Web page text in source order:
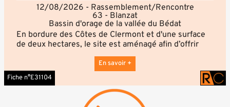
12/08/2026 - Rassemblement/Rencontre
63 - Blanzat
Bassin d'orage de la vallée du Bédat
En bordure des Côtes de Clermont et d'une surface
de deux hectares, le site est aménagé afin d’offrir
des activités de loisirs et de détente : promenade,
pêche et certains événements ponctuels, comme les
pique-niques en anciennes ! Prévoyez vos paniers et
rejoignez-nous. C'est ouvert à tous, sans inscription,
sans réservation, dans la joie et la bonne humeur...
En savoir +
Fiche n°E31104